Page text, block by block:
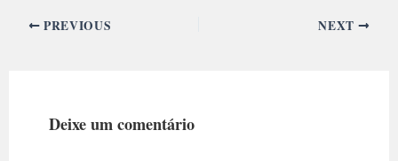
PREVIOUS NEXT
Deixe um comentário